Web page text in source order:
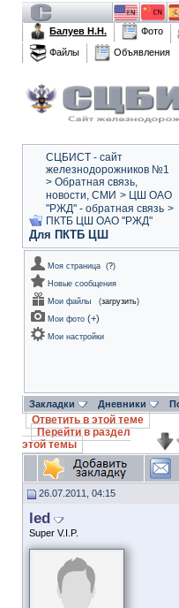
Балуев Н.Н.
Фото
Файлы
Объявления
СЦБИСТ - сайт
железнодорожников №1
> Обратная связь,
новости, СМИ > ЦШ ОАО
"РЖД" - обратная связь >
ПКТБ ЦШ ОАО "РЖД"
Для ПКТБ ЦШ
Моя страница (?)
Новые сообщения
Мои файлы
(загрузить)
Мои фото (+)
Мои настройки
Закладки Дневники
Ответить в этой теме
Перейти в раздел
этой темы
26.07.2011, 04:15
led
Super V.I.P.